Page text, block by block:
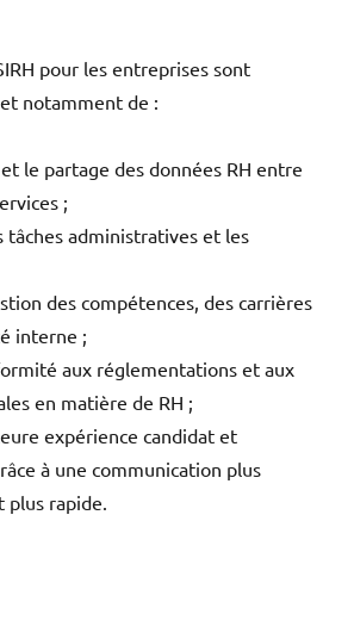
pour les entreprises sont
notamment de :
le partage des données RH entre
;
tâches administratives et les
des compétences, des carrières
interne ;
aux réglementations et aux
en matière de RH ;
expérience candidat et
à une communication plus
rapide.